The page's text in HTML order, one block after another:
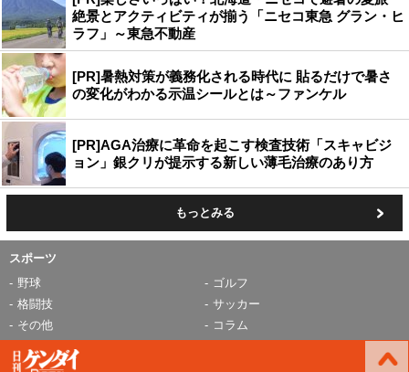
絶景とアクティビティが揃う「ニセコ東急 グラン・ヒ
ラフ」～東急不動産
[PR]暑熱対策が義務化される時代に 貼るだけで暑さ
の変化がわかる示温シールとは～ファンケル
[PR]AGA治療に革命を起こす検査技術「スキャビジ
ョン」銀クリが提示する新しい薄毛治療のあり方
もっとみる
スポーツ
野球
ゴルフ
格闘技
サッカー
その他
コラム